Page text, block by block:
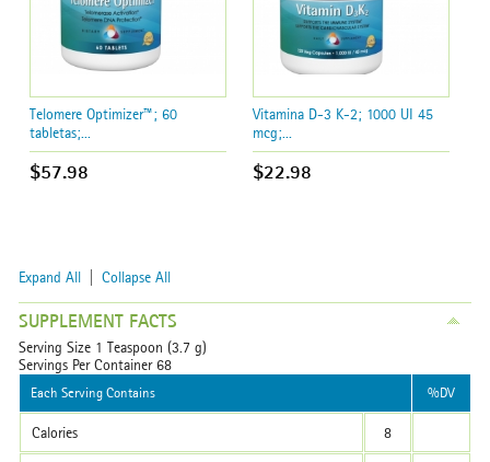
Telomere Optimizer™; 60
tabletas;...
$57.98
Vitamina D-3 K-2; 1000 UI 45
mcg;...
$22.98
Expand All Collapse All
SUPPLEMENT FACTS
Serving Size 1 Teaspoon (3.7 g)
Servings Per Container 68
Each Serving Contains %DV
Calories 8